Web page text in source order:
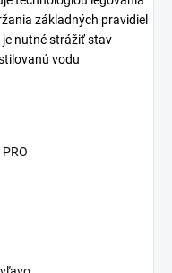
základných pravidiel
nutné strážiť stav
vodu